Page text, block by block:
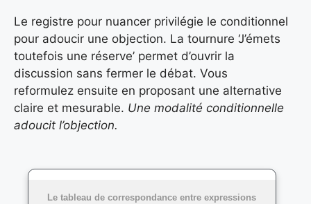
Le registre pour nuancer privilégie le conditionnel
pour adoucir une objection. La tournure ‘J’émets
toutefois une réserve’ permet d’ouvrir la
discussion sans fermer le débat. Vous
reformulez ensuite en proposant une alternative
claire et mesurable. Une modalité conditionnelle
adoucit l’objection.
Le tableau de correspondance entre expressions